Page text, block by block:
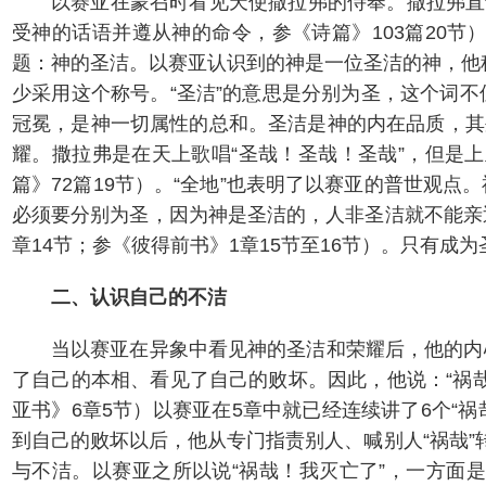
受神的话语并遵从神的命令，参《诗篇》103篇20节
题：神的圣洁。以赛亚认识到的神是一位圣洁的神，
少采用这个称号。“圣洁”的意思是分别为圣，这个词
冠冕，是神一切属性的总和。圣洁是神的内在品质，
耀。撒拉弗是在天上歌唱“圣哉！圣哉！圣哉”，但是
篇》72篇19节）。“全地”也表明了以赛亚的普世观点
必须要分别为圣，因为神是圣洁的，人非圣洁就不能
章14节；参《彼得前书》1章15节至16节）。只有成
二、认识自己的不洁
当以赛亚在异象中看见神的圣洁和荣耀后，他的
了自己的本相、看见了自己的败坏。因此，他说：“
亚书》6章5节）以赛亚在5章中就已经连续讲了6个“
到自己的败坏以后，他从专门指责别人、喊别人“祸哉
与不洁。以赛亚之所以说“祸哉！我灭亡了”，一方